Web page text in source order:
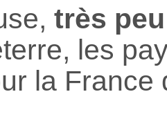
très
les
la France